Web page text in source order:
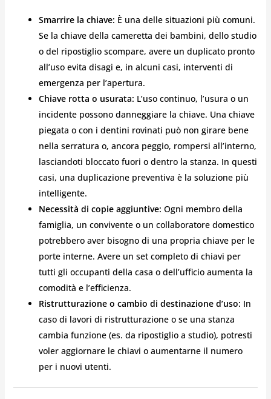
Smarrire la chiave: È una delle situazioni più comuni.
Se la chiave della cameretta dei bambini, dello studio
o del ripostiglio scompare, avere un duplicato pronto
all’uso evita disagi e, in alcuni casi, interventi di
emergenza per l’apertura.
Chiave rotta o usurata: L’uso continuo, l’usura o un
incidente possono danneggiare la chiave. Una chiave
piegata o con i dentini rovinati può non girare bene
nella serratura o, ancora peggio, rompersi all’interno,
lasciandoti bloccato fuori o dentro la stanza. In questi
casi, una duplicazione preventiva è la soluzione più
intelligente.
Necessità di copie aggiuntive: Ogni membro della
famiglia, un convivente o un collaboratore domestico
potrebbero aver bisogno di una propria chiave per le
porte interne. Avere un set completo di chiavi per
tutti gli occupanti della casa o dell’ufficio aumenta la
comodità e l’efficienza.
Ristrutturazione o cambio di destinazione d’uso: In
caso di lavori di ristrutturazione o se una stanza
cambia funzione (es. da ripostiglio a studio), potresti
voler aggiornare le chiavi o aumentarne il numero
per i nuovi utenti.